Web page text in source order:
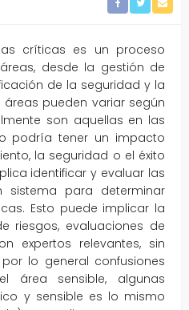
críticas es un proceso
desde la gestión de
de la seguridad y la
áreas pueden variar según
son aquellas en las
podría tener un impacto
la seguridad o el éxito
identificar y evaluar las
sistema para determinar
Esto puede implicar la
riesgos, evaluaciones de
expertos relevantes, sin
lo general confusiones
área sensible, algunas
y sensible es lo mismo